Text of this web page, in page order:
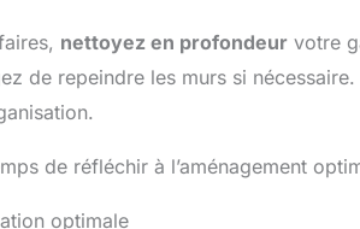
nettoyez en profondeur votre
de repeindre les murs si
de réfléchir à l’aménagement
optimale